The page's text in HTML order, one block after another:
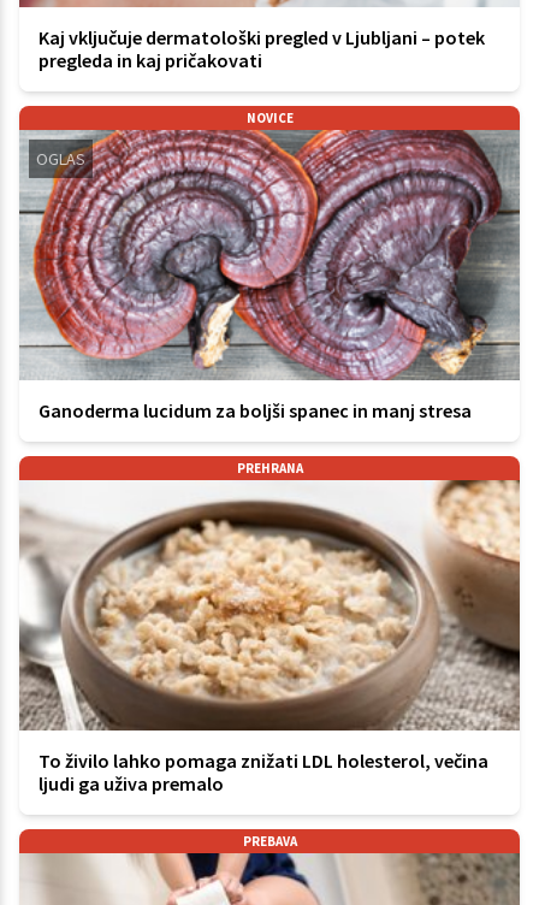
Kaj vključuje dermatološki pregled v Ljubljani – potek
pregleda in kaj pričakovati
NOVICE
OGLAS
Ganoderma lucidum za boljši spanec in manj stresa
PREHRANA
To živilo lahko pomaga znižati LDL holesterol, večina
ljudi ga uživa premalo
PREBAVA